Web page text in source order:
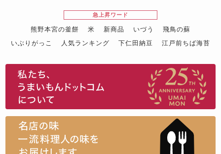
急上昇ワード
熊野本宮の釜餅 米 新商品 いづう
飛鳥の蘇
いぶりがっこ
人気ランキング 下仁田納豆
江戸前ちば海苔